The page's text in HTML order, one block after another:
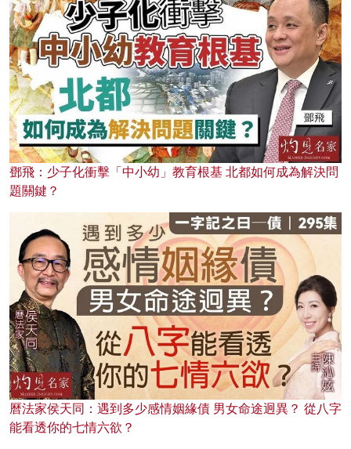
鄧飛：少子化衝擊「中小幼」教育根基 北都如何成為解決問
題關鍵？
曆法家侯天同：遇到多少感情姻緣債 男女命途迥異？ 從八字
能看透你的七情六欲？